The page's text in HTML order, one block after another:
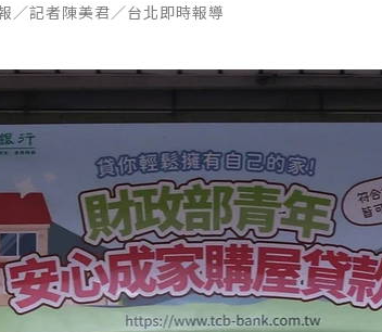
／記者陳美君／台北即時報導